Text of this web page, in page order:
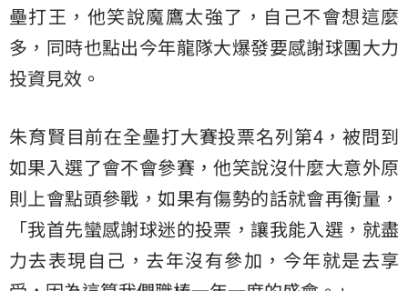
壘打王，他笑說魔鷹太強了，自己不會想這麼
多，同時也點出今年龍隊大爆發要感謝球團大力
投資見效。
朱育賢目前在全壘打大賽投票名列第4，被問到
如果入選了會不會參賽，他笑說沒什麼大意外原
則上會點頭參戰，如果有傷勢的話就會再衡量，
「我首先蠻感謝球迷的投票，讓我能入選，就盡
力去表現自己，去年沒有參加，今年就是去享